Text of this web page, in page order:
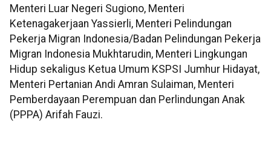
Menteri Luar Negeri Sugiono, Menteri
Ketenagakerjaan Yassierli, Menteri Pelindungan
Pekerja Migran Indonesia/Badan Pelindungan Pekerja
Migran Indonesia Mukhtarudin, Menteri Lingkungan
Hidup sekaligus Ketua Umum KSPSI Jumhur Hidayat,
Menteri Pertanian Andi Amran Sulaiman, Menteri
Pemberdayaan Perempuan dan Perlindungan Anak
(PPPA) Arifah Fauzi.